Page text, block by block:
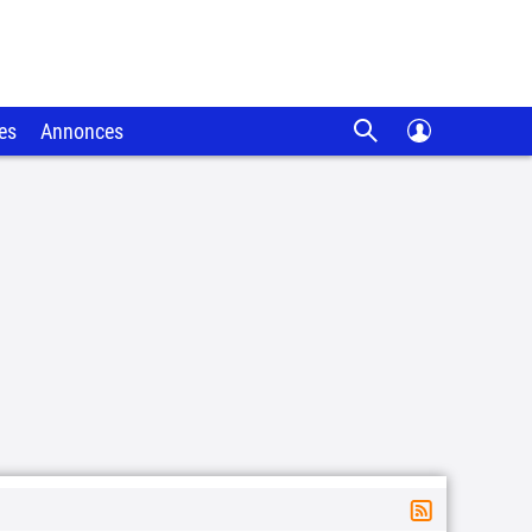
Annonces